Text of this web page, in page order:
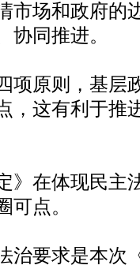
市场和政府的
协同推进。
原则，基层
，这有利于推
在体现民主
可点。
要求是本次